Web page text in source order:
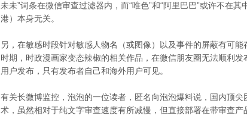
未未”词条在微信审查过滤器内，而“唯色”和“阿里巴巴”或许不在
港）本身无关。
另，在敏感时段针对敏感人物名（或图像）以及事件的屏蔽有可能
时期，时政漫画家变态辣椒的相关作品，在微信朋友圈无法顺利
用户发布，只有发布者自己和海外用户可见。
有关长微博监控，泡泡的一位读者，匿名向泡泡爆料说，国内顶
术，虽然相对于纯文字审查速度有所减慢，但直接部署在带审查产